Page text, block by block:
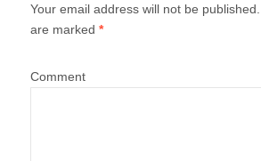
Your email address will not be published.
are marked *
Comment